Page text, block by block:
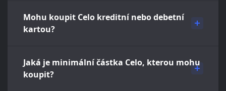
Mohu koupit Celo kreditní nebo debetní
kartou?
Jaká je minimální částka Celo, kterou mohu
koupit?